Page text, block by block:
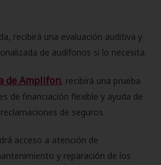
recibirá una evaluación auditiva y
de audífonos si lo necesita.
de Amplifon, recibirá una prueba
de financiación flexible y ayuda de
de seguros.
acceso a atención de
y reparación de los